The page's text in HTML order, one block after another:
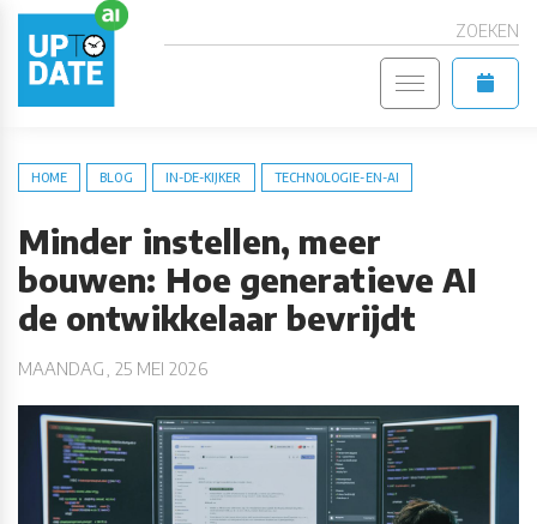
ZOEKEN
HOME BLOG IN-DE-KIJKER TECHNOLOGIE-EN-AI
Minder instellen, meer
bouwen: Hoe generatieve AI
de ontwikkelaar bevrijdt
MAANDAG, 25 MEI 2026